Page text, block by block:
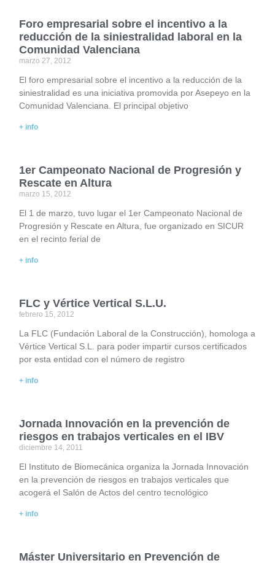
Foro empresarial sobre el incentivo a la
reducción de la siniestralidad laboral en la
Comunidad Valenciana
marzo 27, 2012
El foro empresarial sobre el incentivo a la reducción de la
siniestralidad es una iniciativa promovida por Asepeyo en la
Comunidad Valenciana. El principal objetivo
+ info
1er Campeonato Nacional de Progresión y
Rescate en Altura
marzo 15, 2012
El 1 de marzo, tuvo lugar el 1er Campeonato Nacional de
Progresión y Rescate en Altura, fue organizado en SICUR
en el recinto ferial de
+ info
FLC y Vértice Vertical S.L.U.
febrero 15, 2012
La FLC (Fundación Laboral de la Construcción), homologa a
Vértice Vertical S.L. para poder impartir cursos certificados
por esta entidad con el número de registro
+ info
Jornada Innovación en la prevención de
riesgos en trabajos verticales en el IBV
diciembre 14, 2011
El Instituto de Biomecánica organiza la Jornada Innovación
en la prevención de riesgos en trabajos verticales que
acogerá el Salón de Actos del centro tecnológico
+ info
Máster Universitario en Prevención de